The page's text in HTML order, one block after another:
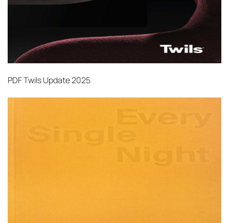
PDFTwils Update 2025